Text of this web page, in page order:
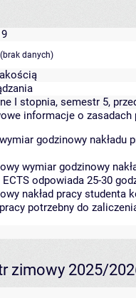
(brak danych)
I stopnia, semestr 5,
informacje o zasadach
godzinowy nakładu
wymiar godzinowy
ECTS odpowiada 25-30
nakład pracy studenta
pracy potrzebny do
zimowy 2025/